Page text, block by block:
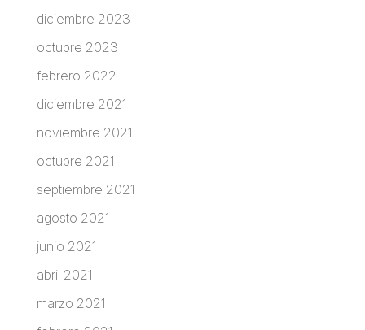
diciembre 2023
octubre 2023
febrero 2022
diciembre 2021
noviembre 2021
octubre 2021
septiembre 2021
agosto 2021
junio 2021
abril 2021
marzo 2021